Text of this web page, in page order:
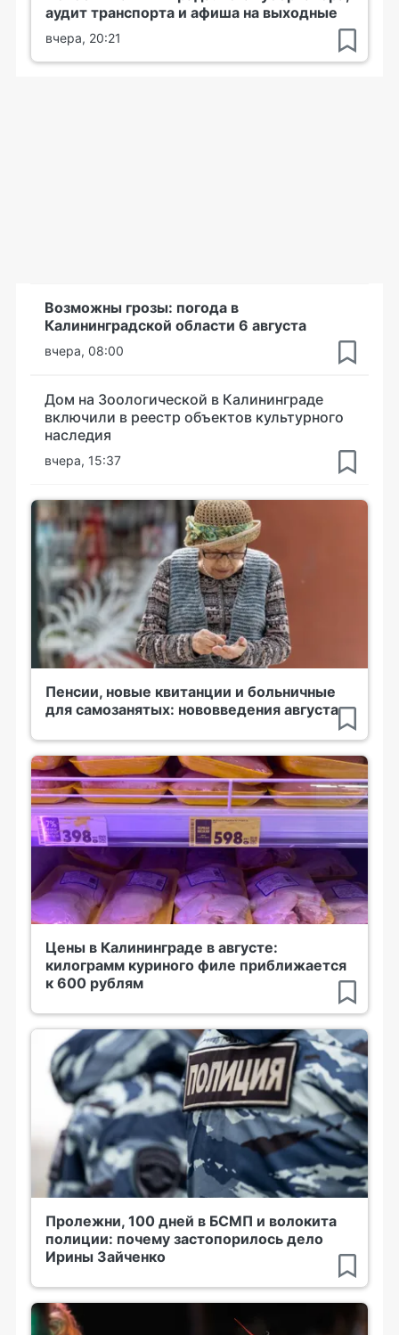
аудит транспорта и афиша на выходные
вчера, 20:21
Возможны грозы: погода в
Калининградской области 6 августа
вчера, 08:00
Дом на Зоологической в Калининграде
включили в реестр объектов культурного
наследия
вчера, 15:37
Пенсии, новые квитанции и больничные
для самозанятых: нововведения августа
Цены в Калининграде в августе:
килограмм куриного филе приближается
к 600 рублям
Пролежни, 100 дней в БСМП и волокита
полиции: почему застопорилось дело
Ирины Зайченко